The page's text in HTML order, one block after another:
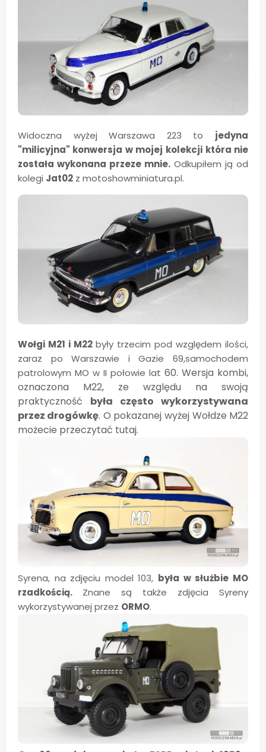
Widoczna wyżej Warszawa 223 to jedyna
"milicyjna" konwersja w mojej kolekcji która nie
została wykonana przeze mnie. Odkupiłem ją od
kolegi Jat02z motoshowminiatura.pl.
Wołgi M21 i M22były trzecim pod względem ilości,
zaraz po Warszawie i Gazie 69,samochodem
patrolowym MO w II połowie lat 60. Wersja kombi,
oznaczona M22, ze względu na swoją
praktyczność była często wykorzystywana
przez drogówkę. O pokazanej wyżej Wołdze M22
możecie przeczytać tutaj.
Syrena, na zdjęciu model 103, była w służbie MO
rzadkością. Znane są także zdjęcia Syreny
wykorzystywanej przez ORMO.